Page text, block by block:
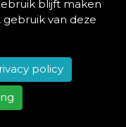
blijft maken
van deze
policy